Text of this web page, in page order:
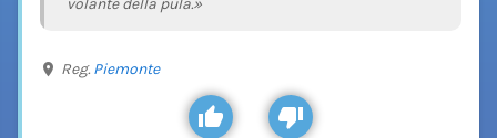
Reg. Piemonte